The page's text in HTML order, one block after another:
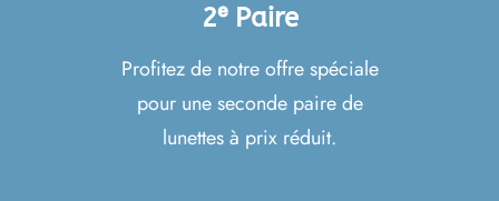
2ᵉ Paire
Profitez de notre offre spéciale
pour une seconde paire de
lunettes à prix réduit.